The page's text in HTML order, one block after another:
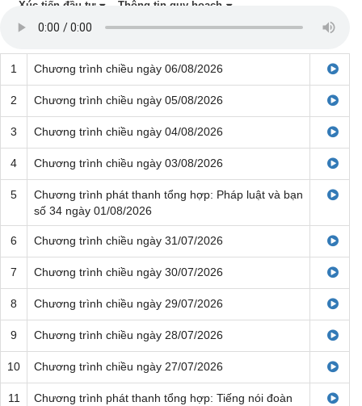
Xúc tiến đầu tư Thông tin quy hoạch
1 Chương trình chiều ngày 06/08/2026
2 Chương trình chiều ngày 05/08/2026
3 Chương trình chiều ngày 04/08/2026
4 Chương trình chiều ngày 03/08/2026
5
Chương trình phát thanh tổng hợp: Pháp luật và bạn
số 34 ngày 01/08/2026
6 Chương trình chiều ngày 31/07/2026
7 Chương trình chiều ngày 30/07/2026
8 Chương trình chiều ngày 29/07/2026
9 Chương trình chiều ngày 28/07/2026
10 Chương trình chiều ngày 27/07/2026
11
Chương trình phát thanh tổng hợp: Tiếng nói đoàn